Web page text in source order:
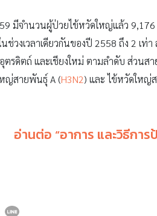
มีจำนวนผู้ป่วยไข้หวัดใหญ่แล้ว
ช่วงเวลาเดียวกันของปี 2558 ถึง 2
ตรดิตถ์ และเชียงใหม่ ตามลำดับ ส่ว
ญ่สายพันธุ์ A (H3N2) และ ไข้หวัดใหญ่
อ่านต่อ “อาการ และวิธีกา